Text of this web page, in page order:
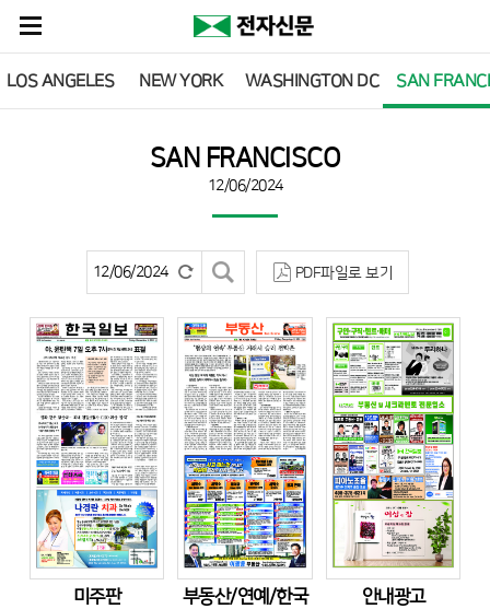
LOS ANGELES NEW YORK WASHINGTON DC SAN
SAN FRANCISCO
12/06/2024
PDF파일로 보기
미주판
부동산/연예/한국
안내광고